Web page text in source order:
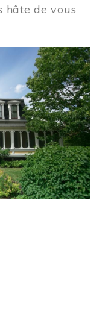
hâte de vous